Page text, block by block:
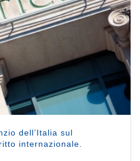
dell’Italia sul
internazionale.